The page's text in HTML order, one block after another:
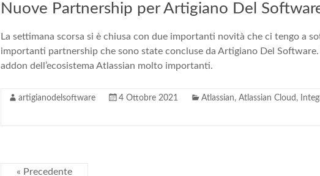
Nuove Partnership per Artigiano Del
La settimana scorsa si è chiusa con due importanti novità che ci tengo a
importanti partnership che sono state concluse da Artigiano Del
addon dell’ecosistema Atlassian molto importanti.
artigianodelsoftware 4 Ottobre 2021 Atlassian, Atlassian Cloud ,
« Precedente